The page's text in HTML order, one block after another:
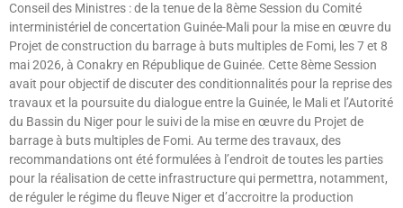
Conseil des Ministres : de la tenue de la 8ème Session du Comité
interministériel de concertation Guinée-Mali pour la mise en œuvre du
Projet de construction du barrage à buts multiples de Fomi, les 7 et 8
mai 2026, à Conakry en République de Guinée. Cette 8ème Session
avait pour objectif de discuter des conditionnalités pour la reprise des
travaux et la poursuite du dialogue entre la Guinée, le Mali et l’Autorité
du Bassin du Niger pour le suivi de la mise en œuvre du Projet de
barrage à buts multiples de Fomi. Au terme des travaux, des
recommandations ont été formulées à l’endroit de toutes les parties
pour la réalisation de cette infrastructure qui permettra, notamment,
de réguler le régime du fleuve Niger et d’accroitre la production